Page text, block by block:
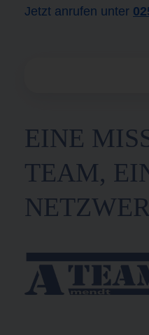
Jetzt anrufen unter
EINE
TEAM,